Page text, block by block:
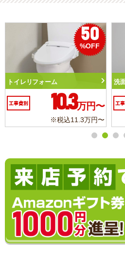
50
%OFF
トイレリフォーム
工事費別 10.3万円〜
※税込11.3万円〜
洗
工